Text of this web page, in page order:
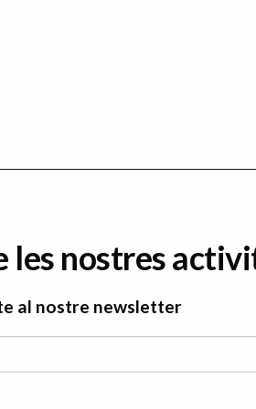
les nostres
al nostre newsletter